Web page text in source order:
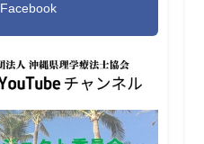
Facebook